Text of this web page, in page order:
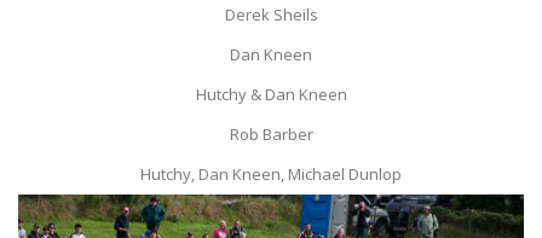
Derek Sheils
Dan Kneen
Hutchy & Dan Kneen
Rob Barber
Hutchy, Dan Kneen, Michael Dunlop